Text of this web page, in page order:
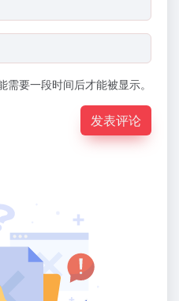
要一段时间后才能被显示。
发表评论